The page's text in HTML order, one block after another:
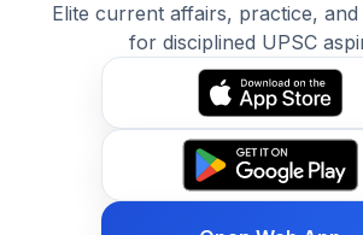
Elite current affairs, practice,
for disciplined UPSC